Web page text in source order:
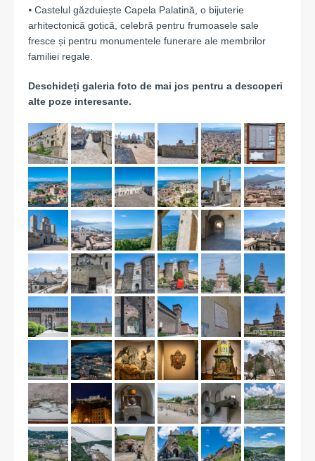
⦁ Castelul găzduiește Capela Palatină, o bijuterie
arhitectonică gotică, celebră pentru frumoasele sale
fresce și pentru monumentele funerare ale membrilor
familiei regale.
Deschideți galeria foto de mai jos pentru a descoperi
alte poze interesante.